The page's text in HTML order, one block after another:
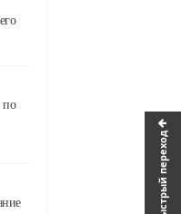
Быстрый переход
по